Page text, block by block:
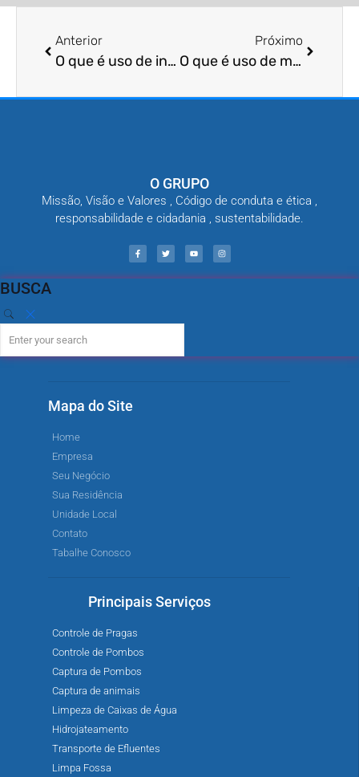
Anterior
O que é uso de inseticidas residuais
Próximo
O que é uso de monitoramento eletrônico de pragas
O GRUPO
Missão, Visão e Valores , Código de conduta e ética ,
responsabilidade e cidadania , sustentabilidade.
BUSCA
Mapa do Site
Home
Empresa
Seu Negócio
Sua Residência
Unidade Local
Contato
Tabalhe Conosco
Principais Serviços
Controle de Pragas
Controle de Pombos
Captura de Pombos
Captura de animais
Limpeza de Caixas de Água
Hidrojateamento
Transporte de Efluentes
Limpa Fossa